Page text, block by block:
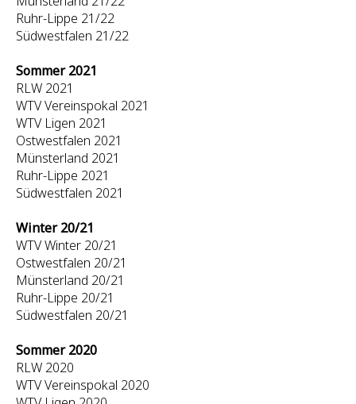
Ruhr-Lippe 21/22
Südwestfalen 21/22
Sommer 2021
RLW 2021
WTV Vereinspokal 2021
WTV Ligen 2021
Ostwestfalen 2021
Münsterland 2021
Ruhr-Lippe 2021
Südwestfalen 2021
Winter 20/21
WTV Winter 20/21
Ostwestfalen 20/21
Münsterland 20/21
Ruhr-Lippe 20/21
Südwestfalen 20/21
Sommer 2020
RLW 2020
WTV Vereinspokal 2020